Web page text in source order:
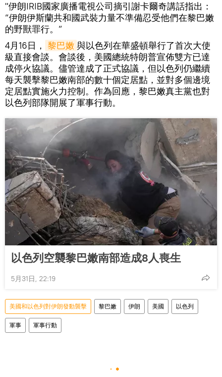
"伊朗IRIB國家廣播電視公司摘引謝卡爾奇講話指出：
“伊朗伊斯蘭共和國武裝力量不準備忍受他們在黎巴嫩
的野獸罪行。”
4月16日， 黎巴嫩 與以色列在華盛頓舉行了首次大使
級直接會談。會談後，美國總統特朗普宣佈雙方已達
成停火協議。儘管達成了正式協議，但以色列仍繼續
每天襲擊黎巴嫩南部的數十個定居點，並對多個邊境
定居點實施火力控制。作為回應，黎巴嫩真主黨也對
以色列部隊開展了軍事行動。
以色列空襲黎巴嫩南部造成8人喪生
5月31日, 22:19
美國和以色列對伊朗發動襲擊 黎巴嫩 伊朗 美國 以色列
軍事 軍事行動